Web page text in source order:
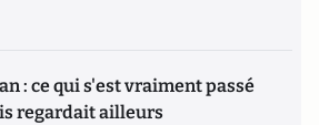
: ce qui s'est vraiment passé
regardait ailleurs